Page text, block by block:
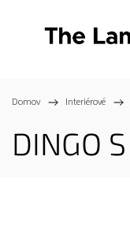
Domov / Interiérové /
DINGO S